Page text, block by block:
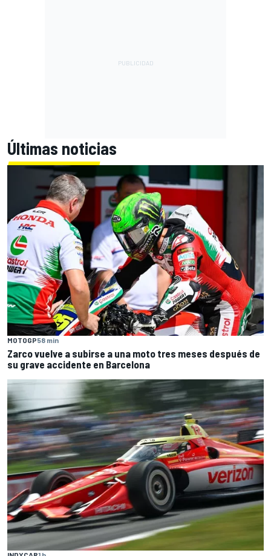
Últimas noticias
MOTOGP58 min
Zarco vuelve a subirse a una moto tres meses después de
su grave accidente en Barcelona